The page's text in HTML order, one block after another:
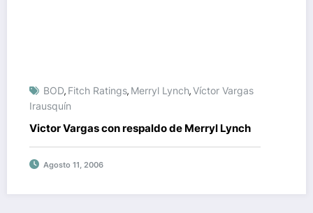
BOD, Fitch Ratings, Merryl Lynch,Víctor Vargas
Irausquín
Victor Vargas con respaldo de Merryl Lynch
Agosto 11, 2006